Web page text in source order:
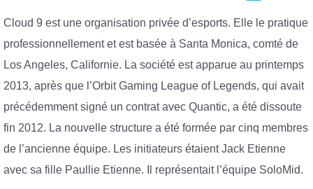
Cloud 9 est une organisation privée d’esports. Elle le pratique
professionnellement et est basée à Santa Monica, comté de
Los Angeles, Californie. La société est apparue au printemps
2013, après que l’Orbit Gaming League of Legends, qui avait
précédemment signé un contrat avec Quantic, a été dissoute
fin 2012. La nouvelle structure a été formée par cinq membres
de l’ancienne équipe. Les initiateurs étaient Jack Etienne
avec sa fille Paullie Etienne. Il représentait l’équipe SoloMid.